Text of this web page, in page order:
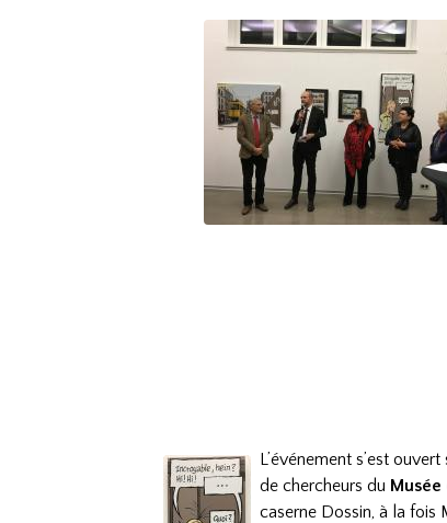
L’événement s’est ouvert
de chercheurs du
caserne Dossin, à la fois